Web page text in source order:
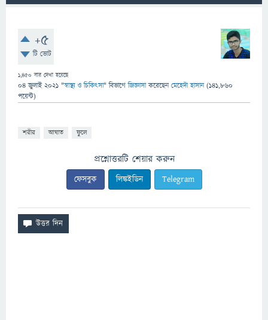
+5
টি ভোট
1,450 বার দেখা হয়েছে
04 জুলাই 2021 "স্বাস্থ্য ও চিকিৎসা" বিভাগে জিজ্ঞাসাকরেছেনমেহেদী হাসান (141,860
পয়েন্ট)
শরীর আঘাত ফুলে
প্রশ্নোত্তরটি শেয়ার করুন
ফেসবুক লিঙ্কইডিন Telegram